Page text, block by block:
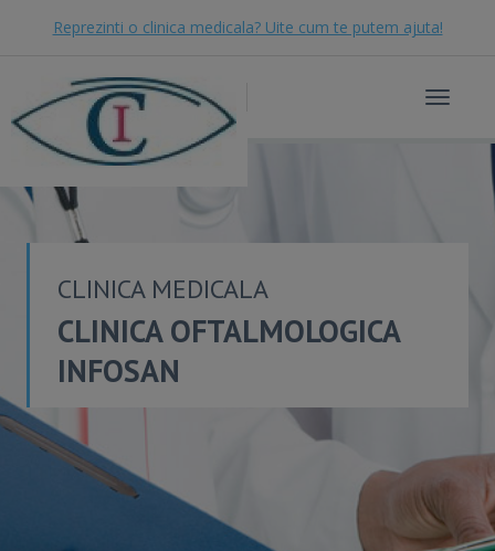
Reprezinti o clinica medicala? Uite cum te putem ajuta!
Toggle
CLINICA MEDICALA
CLINICA OFTALMOLOGICA
INFOSAN